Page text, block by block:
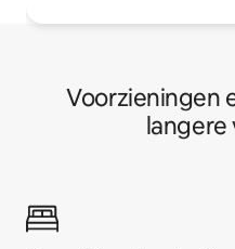
Voorzieningen